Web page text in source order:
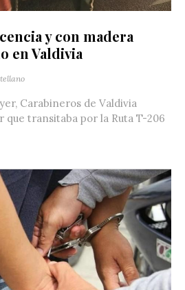
y con madera
en Valdivia
Carabineros de Valdivia
que transitaba por la Ruta T-206